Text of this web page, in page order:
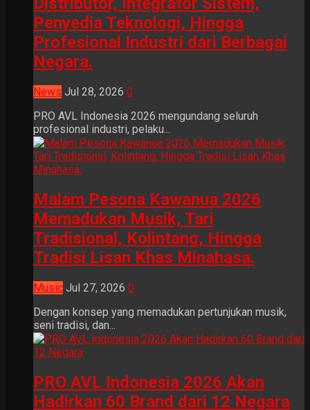
Penyedia Teknologi, Hingga
Profesional Industri dari Berbagai
Negara.
News Jul 28, 2026 0
PRO AVL Indonesia 2026 mengundang seluruh
profesional industri, pelaku...
Malam Pesona Kawanua 2026
Memadukan Musik, Tari
Tradisional, Kolintang, Hingga
Tradisi Lisan Khas Minahasa.
Music Jul 27, 2026 0
Dengan konsep yang memadukan pertunjukan musik,
seni tradisi, dan...
PRO AVL Indonesia 2026 Akan
Hadirkan 60 Brand dari 12 Negara